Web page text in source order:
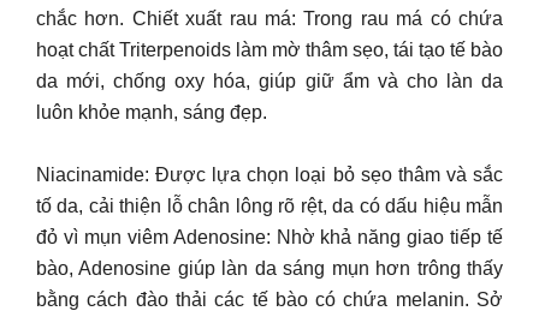
chắc hơn. Chiết xuất rau má: Trong rau má có chứa
hoạt chất Triterpenoids làm mờ thâm sẹo, tái tạo tế bào
da mới, chống oxy hóa, giúp giữ ẩm và cho làn da
luôn khỏe mạnh, sáng đẹp.
Niacinamide: Được lựa chọn loại bỏ sẹo thâm và sắc
tố da, cải thiện lỗ chân lông rõ rệt, da có dấu hiệu mẫn
đỏ vì mụn viêm Adenosine: Nhờ khả năng giao tiếp tế
bào, Adenosine giúp làn da sáng mụn hơn trông thấy
bằng cách đào thải các tế bào có chứa melanin. Sở